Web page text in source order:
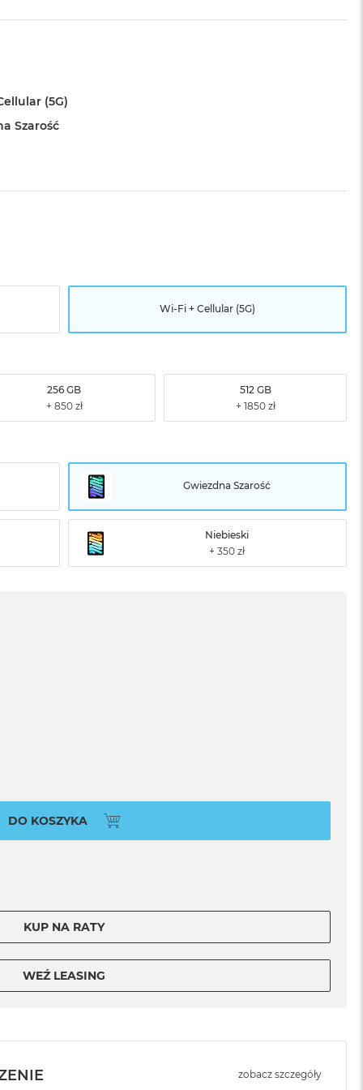
(5G)
Szarość
Wi-Fi + Cellular (5G)
256 GB 512 GB
Gwiezdna Szarość
Niebieski
DO KOSZYKA
KUP NA RATY
WEŹ LEASING
zobacz szczegóły